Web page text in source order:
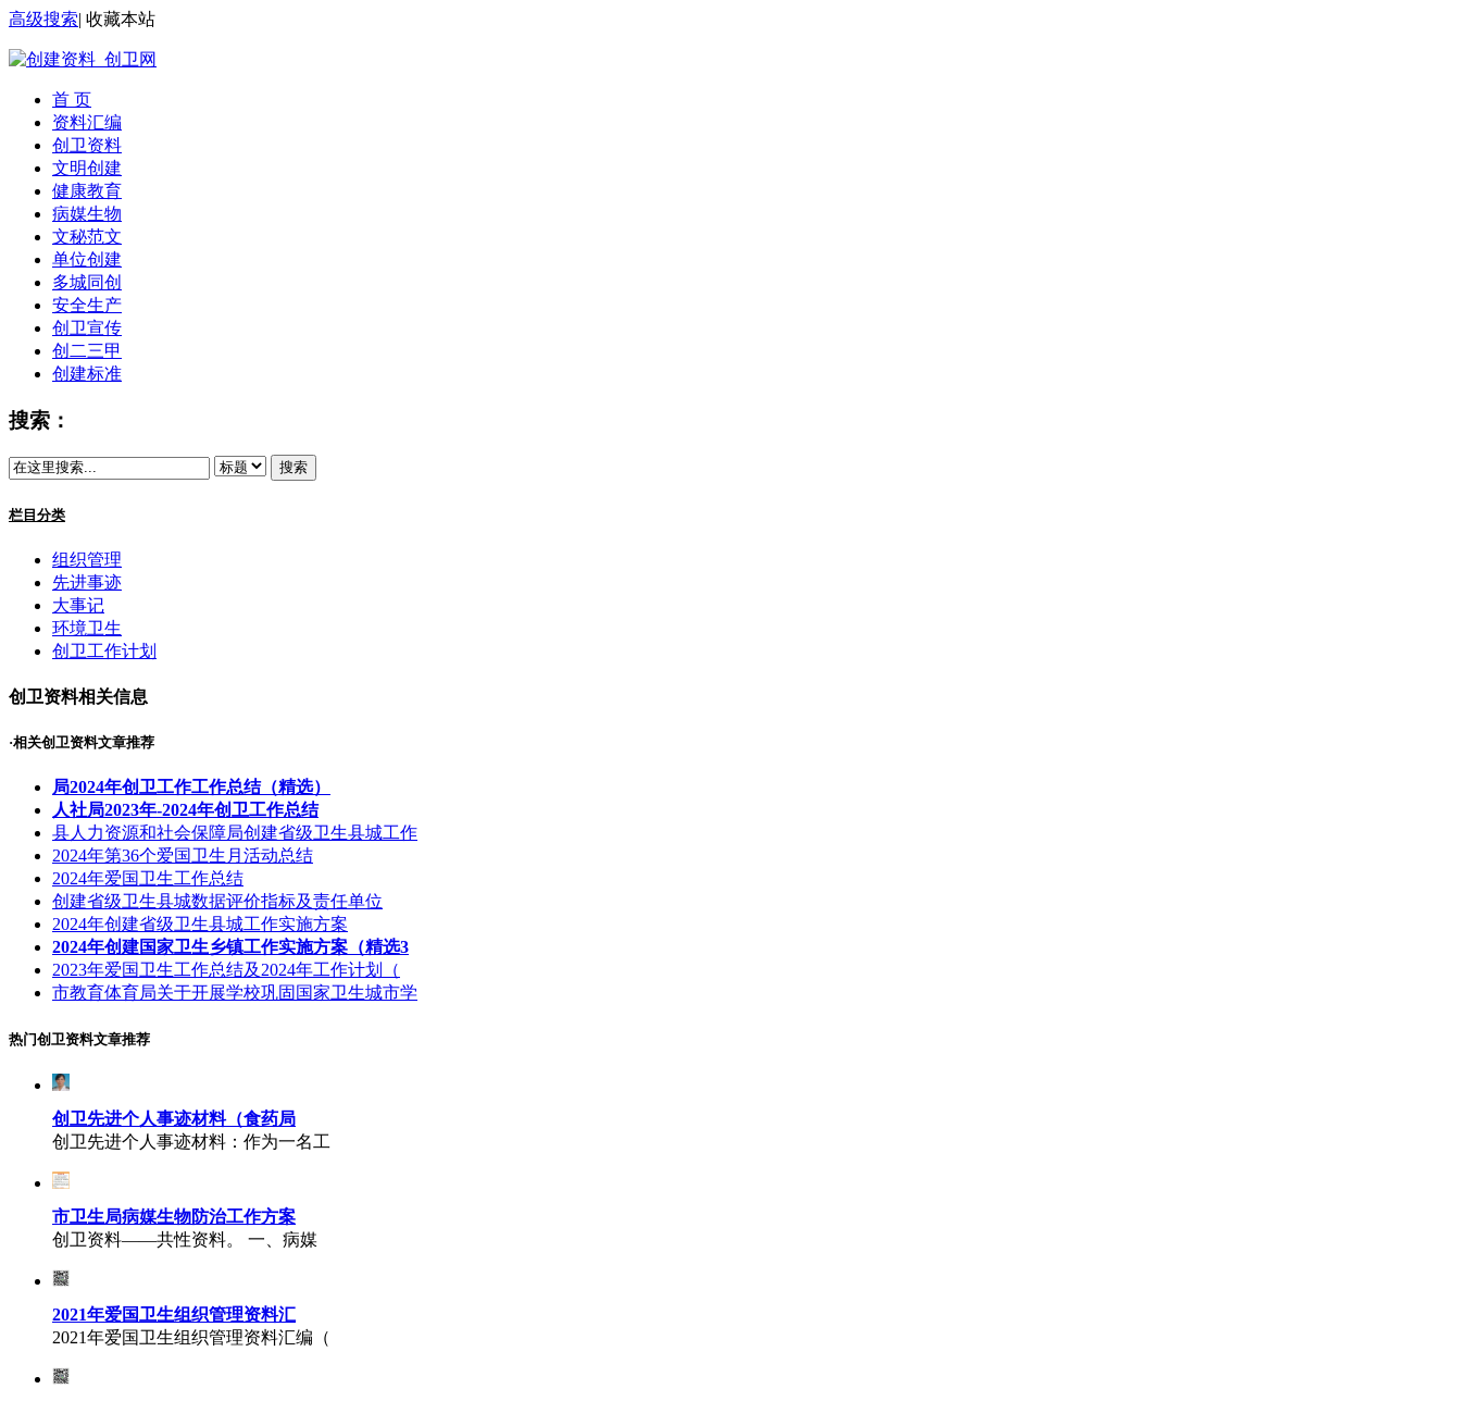
高级搜索| 收藏本站
首 页
资料汇编
创卫资料
文明创建
健康教育
病媒生物
文秘范文
单位创建
多城同创
安全生产
创卫宣传
创二三甲
创建标准
搜索：
搜索
栏目分类
组织管理
先进事迹
大事记
环境卫生
创卫工作计划
创卫资料相关信息
·相关创卫资料文章推荐
局2024年创卫工作工作总结（精选）
人社局2023年-2024年创卫工作总结
县人力资源和社会保障局创建省级卫生县城工作
2024年第36个爱国卫生月活动总结
2024年爱国卫生工作总结
创建省级卫生县城数据评价指标及责任单位
2024年创建省级卫生县城工作实施方案
2024年创建国家卫生乡镇工作实施方案（精选3
2023年爱国卫生工作总结及2024年工作计划（
市教育体育局关于开展学校巩固国家卫生城市学
热门创卫资料文章推荐
创卫先进个人事迹材料（食药局
创卫先进个人事迹材料：作为一名工
市卫生局病媒生物防治工作方案
创卫资料——共性资料。 一、病媒
2021年爱国卫生组织管理资料汇
2021年爱国卫生组织管理资料汇编（